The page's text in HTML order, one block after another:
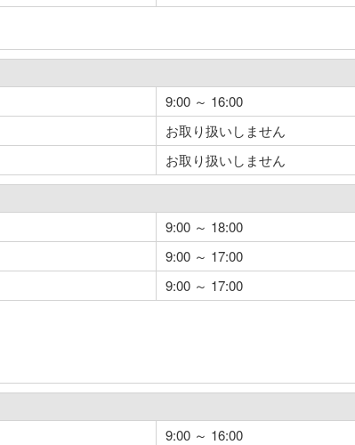
9:00 ～ 16:00
お取り扱いしません
お取り扱いしません
9:00 ～ 18:00
9:00 ～ 17:00
9:00 ～ 17:00
9:00 ～ 16:00